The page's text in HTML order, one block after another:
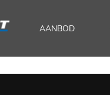
AANBOD